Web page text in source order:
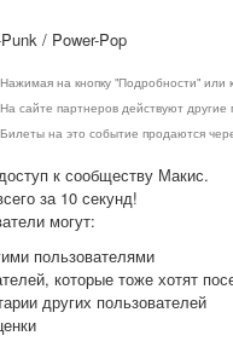
/ Power-Pop
Нажимая на кнопку "Подробности" или
На сайте партнеров действуют
Билеты на это событие продаются
доступ к сообществу Макис.
за 10 секунд!
могут:
пользователями
которые тоже хотят
других пользователей